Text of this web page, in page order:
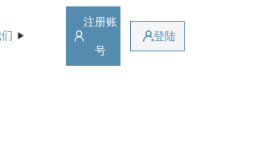
注册账
号
登陆